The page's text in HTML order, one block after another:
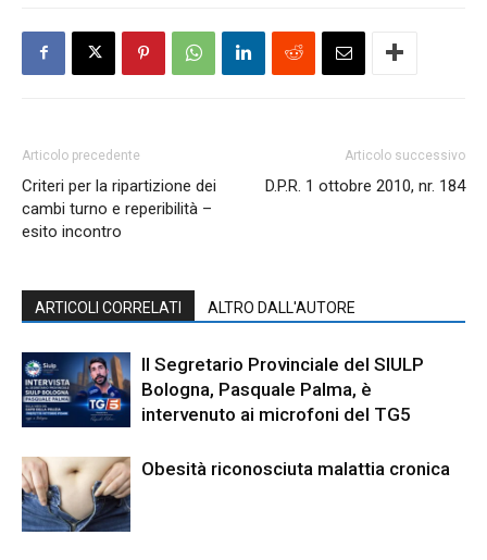
Articolo precedente
Criteri per la ripartizione dei
cambi turno e reperibilità –
esito incontro
Articolo successivo
D.P.R. 1 ottobre 2010, nr. 184
ARTICOLI CORRELATI ALTRO DALL'AUTORE
Il Segretario Provinciale del SIULP
Bologna, Pasquale Palma, è
intervenuto ai microfoni del TG5
Obesità riconosciuta malattia cronica